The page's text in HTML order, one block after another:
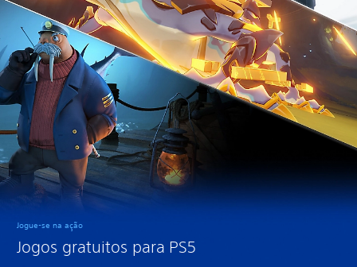
Jogue-se na ação
Jogos gratuitos para PS5